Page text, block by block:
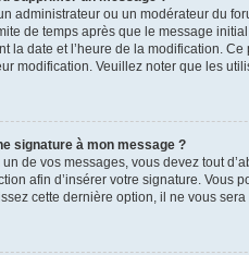
administrateur ou un modérateur du
de temps après que le message
la date et l’heure de la modification.
modification. Veuillez noter que les
signature à mon message ?
de vos messages, vous devez tout
afin d’insérer votre signature.
cette dernière option, il ne vous